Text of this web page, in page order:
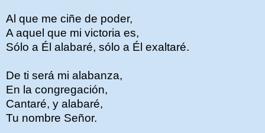
Al que me ciñe de poder,
A aquel que mi victoria es,
Sólo a Él alabaré, sólo a Él exaltaré.
De ti será mi alabanza,
En la congregación,
Cantaré, y alabaré,
Tu nombre Señor.